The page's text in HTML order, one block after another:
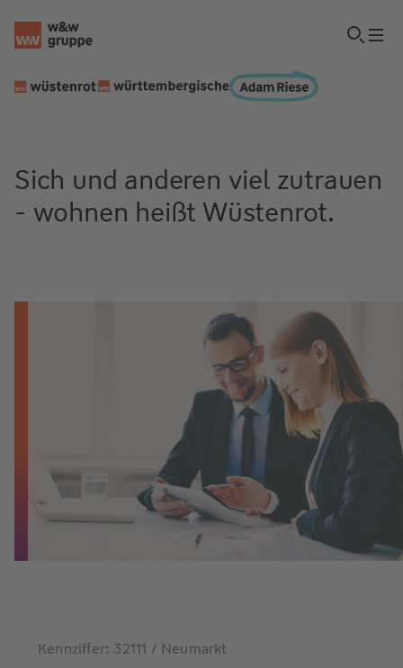
Sich und anderen viel zutrauen
- wohnen heißt Wüstenrot.
Kennziffer: 32111 / Neumarkt